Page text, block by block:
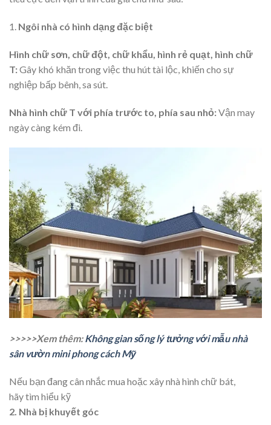
1. Ngôi nhà có hình dạng đặc biệt
Hình chữ sơn, chữ đột, chữ khẩu, hình rẻ quạt, hình chữ
T:Gây khó khăn trong việc thu hút tài lộc, khiến cho sự
nghiệp bấp bênh, sa sút.
Nhà hình chữ T với phía trước to, phía sau nhỏ:Vận may
ngày càng kém đi.
>>>>>Xem thêm:Không gian sống lý tưởng với mẫu nhà
sân vườn mini phong cách Mỹ
Nếu bạn đang cân nhắc mua hoặc xây nhà hình chữ bát,
hãy tìm hiểu kỹ
2. Nhà bị khuyết góc